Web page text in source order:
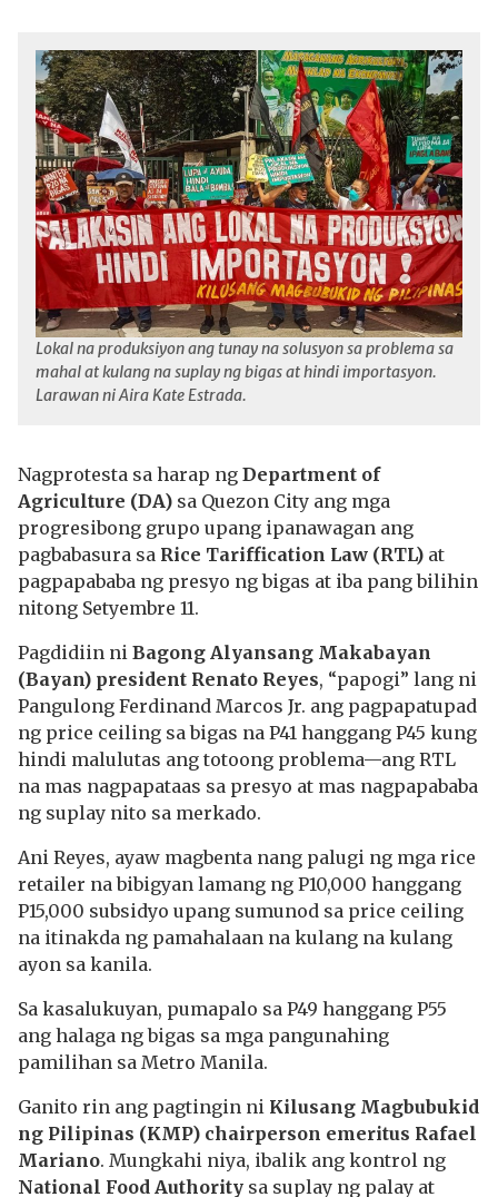
Lokal na produksiyon ang tunay na solusyon sa problema sa
mahal at kulang na suplay ng bigas at hindi importasyon.
Larawan ni Aira Kate Estrada.
Nagprotesta sa harap ng Department of
Agriculture (DA) sa Quezon City ang mga
progresibong grupo upang ipanawagan ang
pagbabasura sa Rice Tariffication Law (RTL) at
pagpapababa ng presyo ng bigas at iba pang bilihin
nitong Setyembre 11.
Pagdidiin ni Bagong Alyansang Makabayan
(Bayan) president Renato Reyes, “papogi” lang ni
Pangulong Ferdinand Marcos Jr. ang pagpapatupad
ng price ceiling sa bigas na P41 hanggang P45 kung
hindi malulutas ang totoong problema—ang RTL
na mas nagpapataas sa presyo at mas nagpapababa
ng suplay nito sa merkado.
Ani Reyes, ayaw magbenta nang palugi ng mga rice
retailer na bibigyan lamang ng P10,000 hanggang
P15,000 subsidyo upang sumunod sa price ceiling
na itinakda ng pamahalaan na kulang na kulang
ayon sa kanila.
Sa kasalukuyan, pumapalo sa P49 hanggang P55
ang halaga ng bigas sa mga pangunahing
pamilihan sa Metro Manila.
Ganito rin ang pagtingin ni Kilusang Magbubukid
ng Pilipinas (KMP) chairperson emeritus Rafael
Mariano. Mungkahi niya, ibalik ang kontrol ng
National Food Authority sa suplay ng palay at